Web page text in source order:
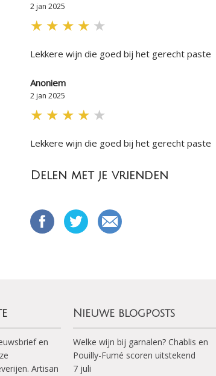
2 jan 2025
★ ★ ★ ★ ★
Lekkere wijn die goed bij het gerecht paste
Anoniem
2 jan 2025
★ ★ ★ ★ ★
Lekkere wijn die goed bij het gerecht paste
Delen met je vrienden
en
Artisan
Nieuwe blogposts
Welke wijn bij garnalen? Chablis en
Pouilly-Fumé scoren uitstekend
7 juli